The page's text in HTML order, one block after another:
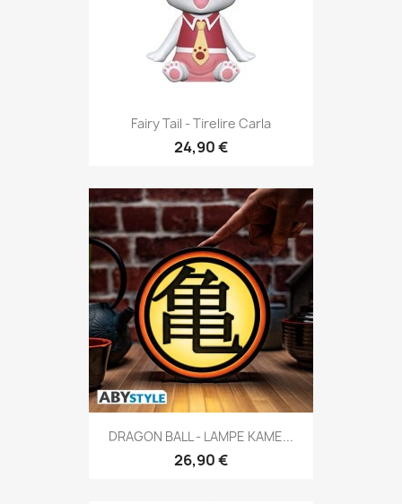
Fairy Tail - Tirelire Carla
24,90 €
DRAGON BALL - LAMPE KAME...
26,90 €